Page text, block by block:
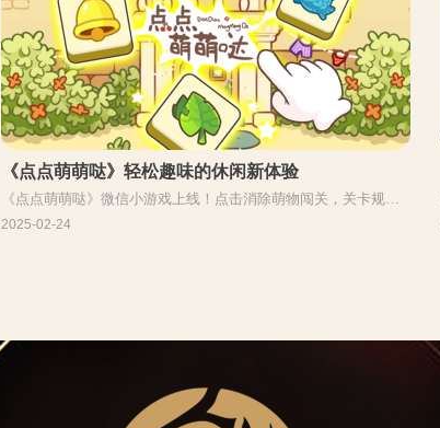
《点点萌萌哒》轻松趣味的休闲新体验
《点点萌萌哒》微信小游戏上线！点击消除萌物闯关，关卡规则
独特，海量萌物可收集，能社交比拼，超萌超好玩，快来畅玩
2025-02-24